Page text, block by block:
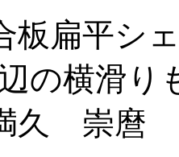
板扁平シ
の横滑り
久 崇麿